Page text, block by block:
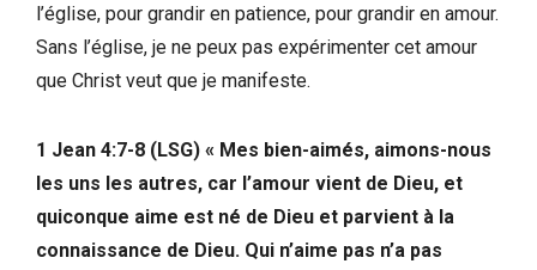
l’église, pour grandir en patience, pour grandir en amour.
Sans l’église, je ne peux pas expérimenter cet amour
que Christ veut que je manifeste.
1 Jean 4:7-8 (LSG) « Mes bien-aimés, aimons-nous
les uns les autres, car l’amour vient de Dieu, et
quiconque aime est né de Dieu et parvient à la
connaissance de Dieu. Qui n’aime pas n’a pas